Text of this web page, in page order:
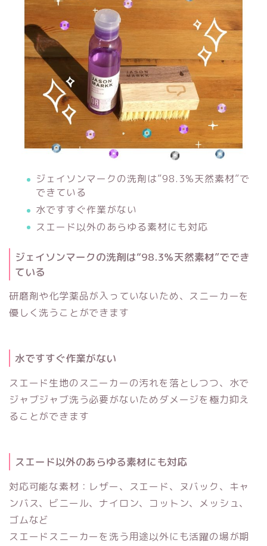
ジェイソンマークの洗剤は”98.3%天然素材”で
できている
水ですすぐ作業がない
スエード以外のあらゆる素材にも対応
ジェイソンマークの洗剤は“98.3％天然素材”ででき
ている
研磨剤や化学薬品が入っていないため、スニーカーを
優しく洗うことができます
水ですすぐ作業がない
スエード生地のスニーカーの汚れを落としつつ、水で
ジャブジャブ洗う必要がないためダメージを極力抑え
ることができます
スエード以外のあらゆる素材にも対応
対応可能な素材：レザー、スエード、ヌバック、キャ
ンバス、ビニール、ナイロン、コットン、メッシュ、
ゴムなど
スエードスニーカーを洗う用途以外にも活躍の場が期